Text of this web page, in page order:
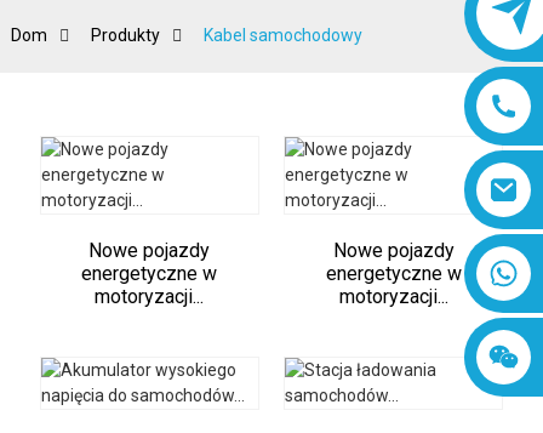
8618019377761
Dom Produkty Kabel samochodowy
Nowe pojazdy
energetyczne w
motoryzacji...
Nowe pojazdy
energetyczne w
motoryzacji...